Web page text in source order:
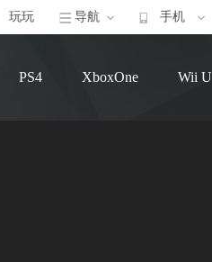
玩玩 导航 手机
PS4 XboxOne Wii U